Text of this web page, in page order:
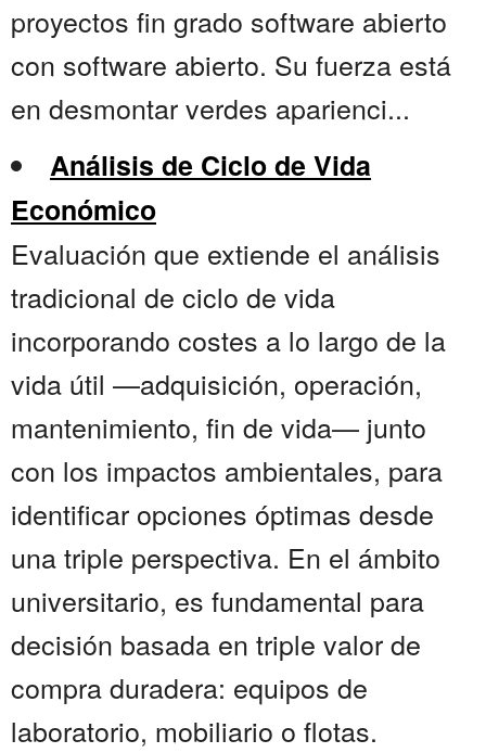
proyectos fin grado software abierto
con software abierto. Su fuerza está
en desmontar verdes aparienci...
Análisis de Ciclo de Vida
Económico
Evaluación que extiende el análisis
tradicional de ciclo de vida
incorporando costes a lo largo de la
vida útil —adquisición, operación,
mantenimiento, fin de vida— junto
con los impactos ambientales, para
identificar opciones óptimas desde
una triple perspectiva. En el ámbito
universitario, es fundamental para
decisión basada en triple valor de
compra duradera: equipos de
laboratorio, mobiliario o flotas.